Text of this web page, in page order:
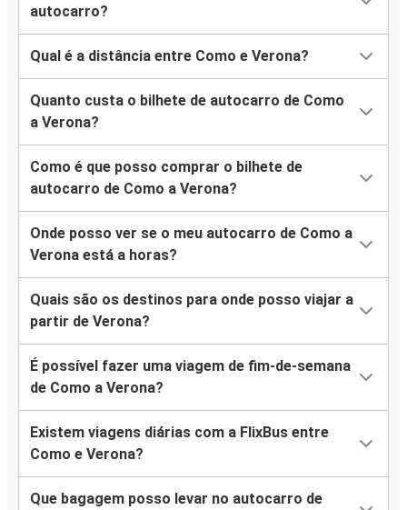
autocarro?
Qual é a distância entre Como e Verona?
Quanto custa o bilhete de autocarro de Como
a Verona?
Como é que posso comprar o bilhete de
autocarro de Como a Verona?
Onde posso ver se o meu autocarro de Como a
Verona está a horas?
Quais são os destinos para onde posso viajar a
partir de Verona?
É possível fazer uma viagem de fim-de-semana
de Como a Verona?
Existem viagens diárias com a FlixBus entre
Como e Verona?
Que bagagem posso levar no autocarro de